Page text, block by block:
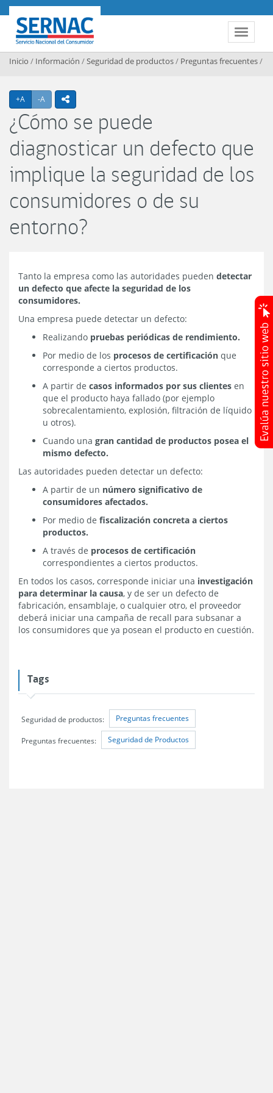
Contenido principal
Toggle
SERNAC
Inicio / Información /Seguridad de productos/ Preguntas frecuentes/
+A Agrandar texto
-A Achicar textoicono compartir
¿Cómo se puede
diagnosticar un defecto que
implique la seguridad de los
consumidores o de su
entorno?
Tanto la empresa como las autoridades pueden detectar
un defecto que afecte la seguridad de los
consumidores.
Una empresa puede detectar un defecto:
Realizando pruebas periódicas de rendimiento.
Por medio de los procesos de certificación que
corresponde a ciertos productos.
A partir de casos informados por sus clientes en
que el producto haya fallado (por ejemplo
sobrecalentamiento, explosión, filtración de líquido
u otros).
Cuando una gran cantidad de productos posea el
mismo defecto.
Las autoridades pueden detectar un defecto:
A partir de un número significativo de
consumidores afectados.
Por medio de fiscalización concreta a ciertos
productos.
A través de procesos de certificación
correspondientes a ciertos productos.
En todos los casos, corresponde iniciar una investigación
para determinar la causa, y de ser un defecto de
fabricación, ensamblaje, o cualquier otro, el proveedor
deberá iniciar una campaña de recall para subsanar a
los consumidores que ya posean el producto en cuestión.
Tags
Seguridad de productos: Preguntas frecuentes
Preguntas frecuentes: Seguridad de Productos